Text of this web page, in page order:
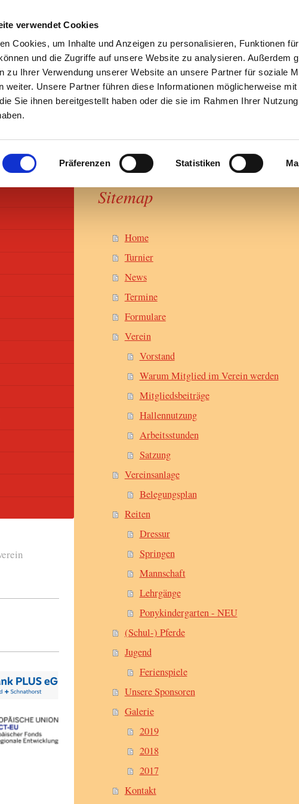
verwendet Cookies
Cookies, um Inhalte und Anzeigen zu personalisieren, Funktionen
und die Zugriffe auf unsere Website zu analysieren. Außerdem
zu Ihrer Verwendung unserer Website an unsere Partner für soziale
weiter. Unsere Partner führen diese Informationen möglicherweise
Sie ihnen bereitgestellt haben oder die sie im Rahmen Ihrer
Präferenzen Statistiken
Sitemap
Home
Turnier
News
Termine
Formulare
Verein
Vorstand
Warum Mitglied im Verein werden
Mitgliedsbeiträge
Hallennutzung
Arbeitsstunden
Satzung
Vereinsanlage
Belegungsplan
Reiten
Dressur
Springen
Mannschaft
Lehrgänge
Ponykindergarten - NEU
(Schul-) Pferde
Jugend
Ferienspiele
Unsere Sponsoren
Galerie
2019
2018
2017
Kontakt